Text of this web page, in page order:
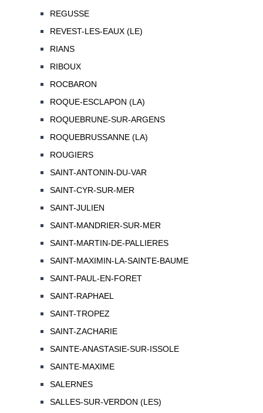
REGUSSE
REVEST-LES-EAUX (LE)
RIANS
RIBOUX
ROCBARON
ROQUE-ESCLAPON (LA)
ROQUEBRUNE-SUR-ARGENS
ROQUEBRUSSANNE (LA)
ROUGIERS
SAINT-ANTONIN-DU-VAR
SAINT-CYR-SUR-MER
SAINT-JULIEN
SAINT-MANDRIER-SUR-MER
SAINT-MARTIN-DE-PALLIERES
SAINT-MAXIMIN-LA-SAINTE-BAUME
SAINT-PAUL-EN-FORET
SAINT-RAPHAEL
SAINT-TROPEZ
SAINT-ZACHARIE
SAINTE-ANASTASIE-SUR-ISSOLE
SAINTE-MAXIME
SALERNES
SALLES-SUR-VERDON (LES)